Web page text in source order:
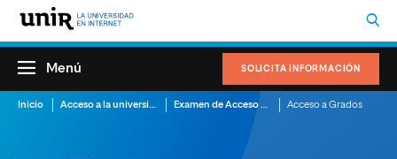
SOLICITA INFORMACIÓN
Menú
Inicio Acceso a la universidad para mayores Examen de Acceso para Mayores de 40 años Acceso a Grados